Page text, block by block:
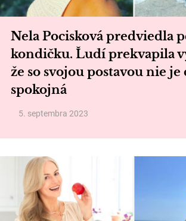
Nela Pocisková predviedla
kondičku. Ľudí prekvapila
že so svojou postavou nie je
spokojná
5. septembra 2023